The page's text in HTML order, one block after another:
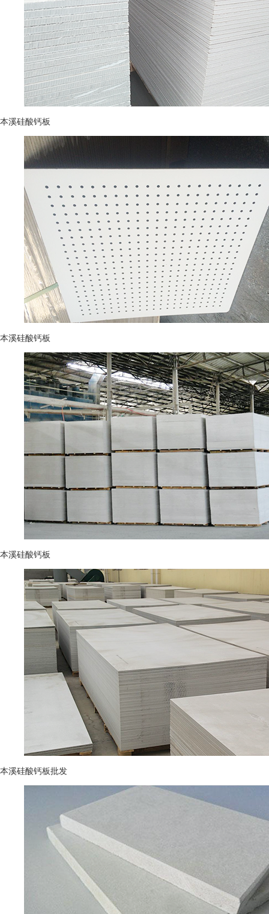
本溪硅酸钙板
本溪硅酸钙板
本溪硅酸钙板
本溪硅酸钙板批发